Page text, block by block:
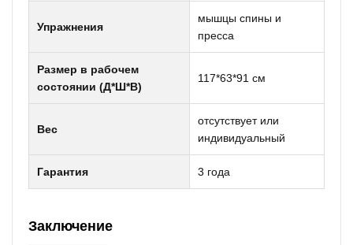
Упражнения
мышцы спины и
пресса
Размер в рабочем
состоянии (Д*Ш*В)
117*63*91 см
Вес
отсутствует или
индивидуальный
Гарантия 3 года
Заключение